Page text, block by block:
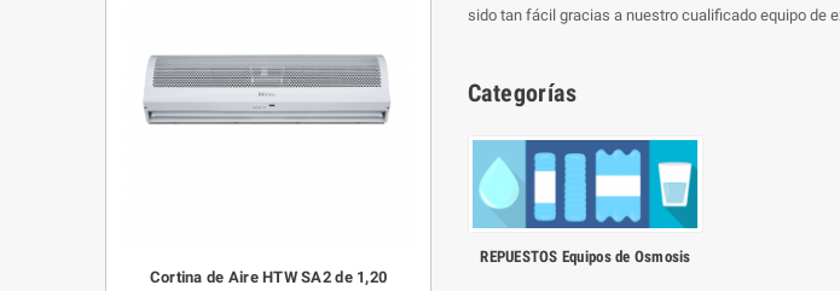
Cortina de Aire HTW SA2 de 1,20
sido tan fácil gracias a nuestro cualificado equipo de
Categorías
REPUESTOS Equipos de Osmosis